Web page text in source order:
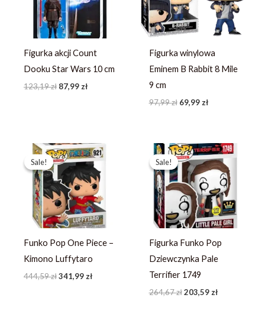
Figurka akcji Count
Dooku Star Wars 10 cm
123,19zł 87,99 zł
Figurka winylowa
Eminem B Rabbit 8 Mile
9 cm
97,99zł 69,99 zł
Sale!
Sale!
Funko Pop One Piece –
Kimono Luffytaro
444,59zł
Pierwotna
cena
wynosiła:
444,59 zł.
341,99 zł
Aktualna
cena
wynosi:
341,99 zł.
Sale!
Sale!
Figurka Funko Pop
Dziewczynka Pale
Terrifier 1749
264,67zł
Pierwotna
cena
wynosiła:
264,67 zł.
203,59 zł
Aktualna
cena
wynosi:
203,59 zł.